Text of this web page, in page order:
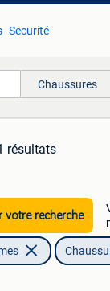
Securité
Chaussures
résultats
votre recherche